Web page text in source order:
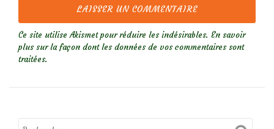
Ce site utilise Akismet pour réduire les indésirables. En savoir
plus sur la façon dont les données de vos commentaires sont
traitées.